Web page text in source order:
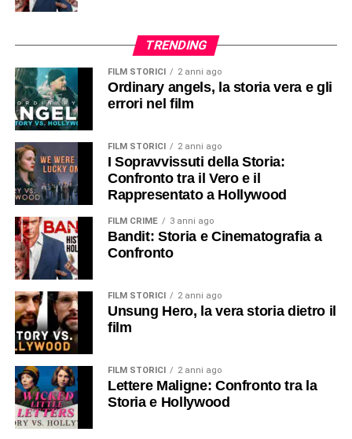
TRENDING
FILM STORICI 2 anni ago
Ordinary angels, la storia vera e gli
errori nel film
FILM STORICI 2 anni ago
I Sopravvissuti della Storia:
Confronto tra il Vero e il
Rappresentato a Hollywood
FILM CRIME 3 anni ago
Bandit: Storia e Cinematografia a
Confronto
FILM STORICI 2 anni ago
Unsung Hero, la vera storia dietro il
film
FILM STORICI 2 anni ago
Lettere Maligne: Confronto tra la
Storia e Hollywood